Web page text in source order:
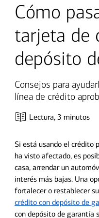
Cómo
tarjeta de
depósito
Consejos para
línea de crédito
Lectura, 3 minutos
Si está usando el crédito
ha visto afectado, es
casa, arrendar un
interés más bajas. Una
fortalecer o restablecer
crédito con depósito de
con depósito de garantía